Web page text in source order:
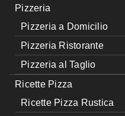
Pizzeria
Pizzeria a Domicilio
Pizzeria Ristorante
Pizzeria al Taglio
Ricette Pizza
Ricette Pizza Rustica